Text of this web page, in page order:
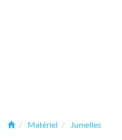
Matériel Jumelles